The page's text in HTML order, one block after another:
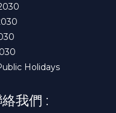
Holidays
我們 :